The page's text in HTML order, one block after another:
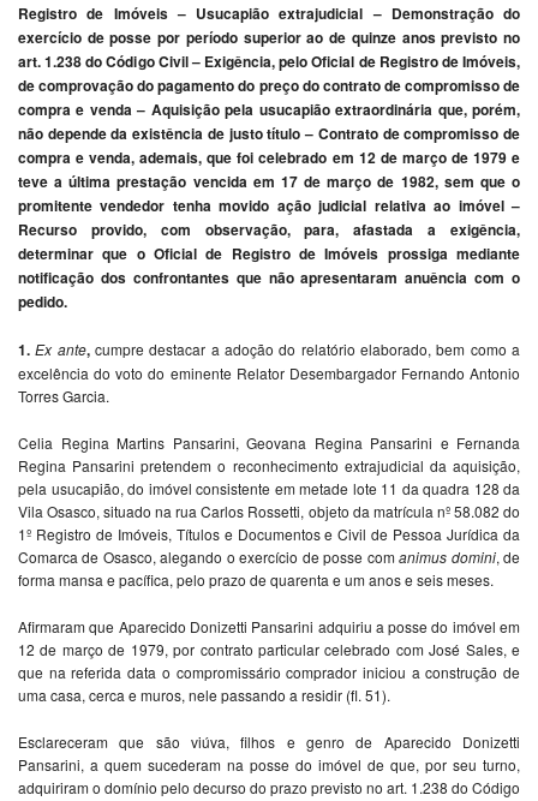
Registro de Imóveis – Usucapião extrajudicial – Demonstração do
exercício de posse por período superior ao de quinze anos previsto no
art. 1.238 do Código Civil – Exigência, pelo Oficial de Registro de Imóveis,
de comprovação do pagamento do preço do contrato de compromisso de
compra e venda – Aquisição pela usucapião extraordinária que, porém,
não depende da existência de justo título – Contrato de compromisso de
compra e venda, ademais, que foi celebrado em 12 de março de 1979 e
teve a última prestação vencida em 17 de março de 1982, sem que o
promitente vendedor tenha movido ação judicial relativa ao imóvel –
Recurso provido, com observação, para, afastada a exigência,
determinar que o Oficial de Registro de Imóveis prossiga mediante
notificação dos confrontantes que não apresentaram anuência com o
pedido.
1.Ex ante,cumpre destacar a adoção do relatório elaborado, bem como a
excelência do voto do eminente Relator Desembargador Fernando Antonio
Torres Garcia.
Celia Regina Martins Pansarini, Geovana Regina Pansarini e Fernanda
Regina Pansarini pretendem o reconhecimento extrajudicial da aquisição,
pela usucapião, do imóvel consistente em metade lote 11 da quadra 128 da
Vila Osasco, situado na rua Carlos Rossetti, objeto da matrícula nº 58.082 do
1º Registro de Imóveis, Títulos e Documentos e Civil de Pessoa Jurídica da
Comarca de Osasco, alegando o exercício de posse comanimus domini, de
forma mansa e pacífica, pelo prazo de quarenta e um anos e seis meses.
Afirmaram que Aparecido Donizetti Pansarini adquiriu a posse do imóvel em
12 de março de 1979, por contrato particular celebrado com José Sales, e
que na referida data o compromissário comprador iniciou a construção de
uma casa, cerca e muros, nele passando a residir (fl. 51).
Esclareceram que são viúva, filhos e genro de Aparecido Donizetti
Pansarini, a quem sucederam na posse do imóvel de que, por seu turno,
adquiriram o domínio pelo decurso do prazo previsto no art. 1.238 do Código